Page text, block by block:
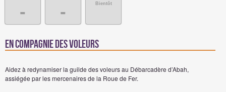
- -
Bientôt
EN COMPAGNIE DES VOLEURS
Aidez à redynamiser la guilde des voleurs au Débarcadère d’Abah,
assiégée par les mercenaires de la Roue de Fer.